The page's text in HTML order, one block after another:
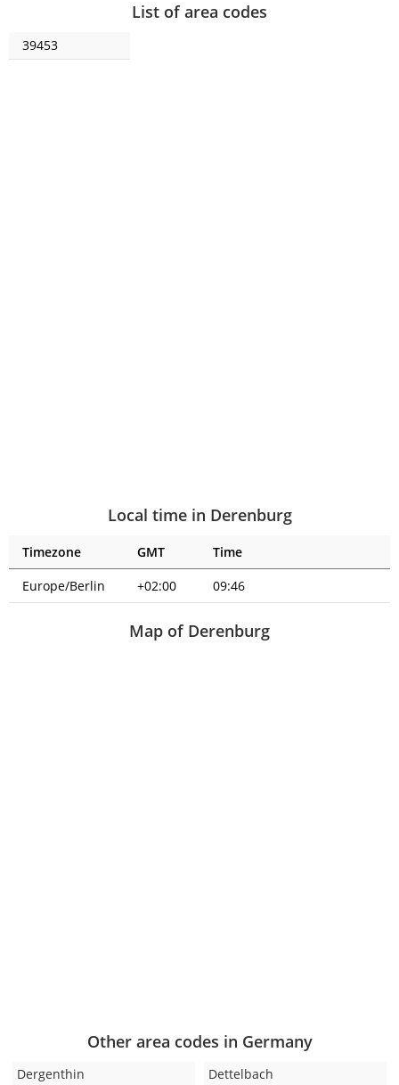
List of area codes
39453
Local time in Derenburg
Timezone GMT
Time
Europe/Berlin
+02:00 09:46
Map of Derenburg
Other area codes in Germany
Dergenthin Dettelbach